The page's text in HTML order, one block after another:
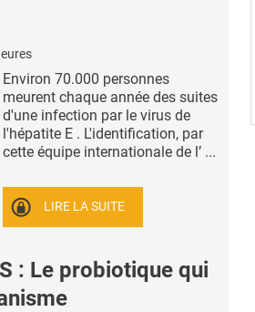
Environ 70.000 personnes
meurent chaque année des suites
d'une infection par le virus de
l'hépatite E . L'identification, par
cette équipe internationale de l’ ...
LIRE LA SUITE
: Le probiotique qui